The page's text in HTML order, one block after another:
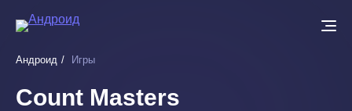
основному
Андроид Игры
Count Masters